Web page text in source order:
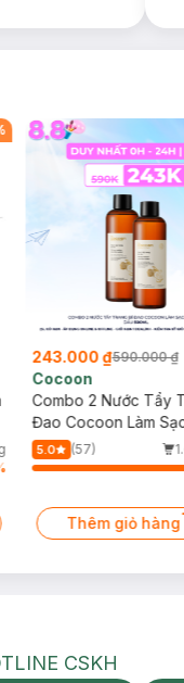
243.000 ₫590.000 ₫
Cocoon
Combo 2 Nước Tẩy
Đao Cocoon Làm
Giảm Dầu 500ml
5.0 (57)
Thêm giỏ hàng
HOTLINE CSKH
CSKH